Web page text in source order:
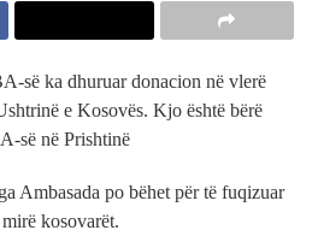
së ka dhuruar donacion në vlerë
e Kosovës. Kjo është bërë
së në Prishtinë
Ambasada po bëhet për të fuqizuar
kosovarët.